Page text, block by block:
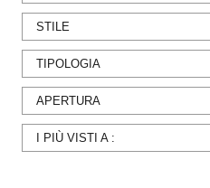
STILE
TIPOLOGIA
APERTURA
I PIÙ VISTI A :